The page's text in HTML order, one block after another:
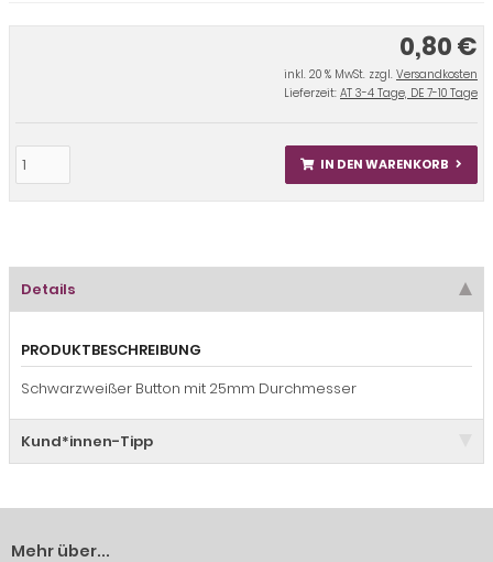
0,80 €
inkl. 20 % MwSt. zzgl. Versandkosten
Lieferzeit: AT 3-4 Tage, DE 7-10 Tage
IN DEN WARENKORB
Details
PRODUKTBESCHREIBUNG
Schwarzweißer Button mit 25mm Durchmesser
Kund*innen-Tipp
Mehr über...